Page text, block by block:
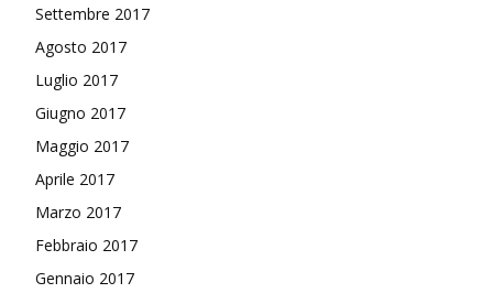
Settembre 2017
Agosto 2017
Luglio 2017
Giugno 2017
Maggio 2017
Aprile 2017
Marzo 2017
Febbraio 2017
Gennaio 2017